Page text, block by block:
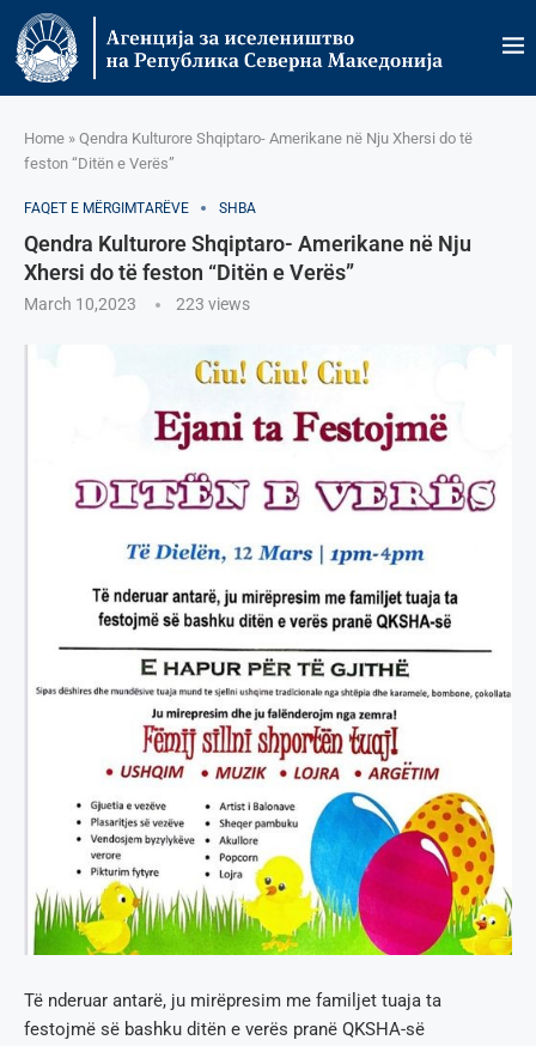
Home » Qendra Kulturore Shqiptaro- Amerikane në Nju Xhersi do të
feston “Ditën e Verës”
FAQET E MËRGIMTARËVE SHBA
Qendra Kulturore Shqiptaro- Amerikane në Nju
Xhersi do të feston “Ditën e Verës”
March 10,2023 223 views
Të nderuar antarë, ju mirëpresim me familjet tuaja ta
festojmë së bashku ditën e verës pranë QKSHA-së